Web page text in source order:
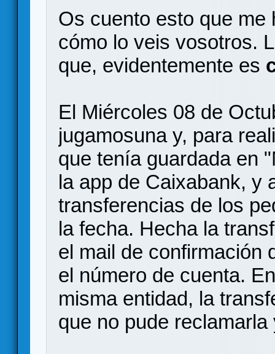
Os cuento esto que
cómo lo veis vosotros.
que, evidentemente es
El Miércoles 08 de
jugamosuna y, para
que tenía guardada en
la app de Caixabank, y
transferencias de los
la fecha. Hecha la
el mail de confirmación
el número de cuenta.
misma entidad, la
que no pude